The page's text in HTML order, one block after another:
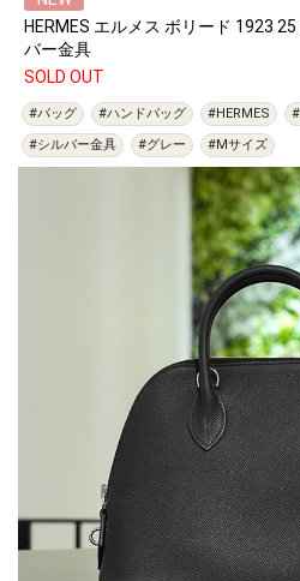
HERMES エルメス ボリード 1923
バー金具
SOLD OUT
#バッグ #ハンドバッグ #HERMES
#シルバー金具
#グレー #Mサイズ